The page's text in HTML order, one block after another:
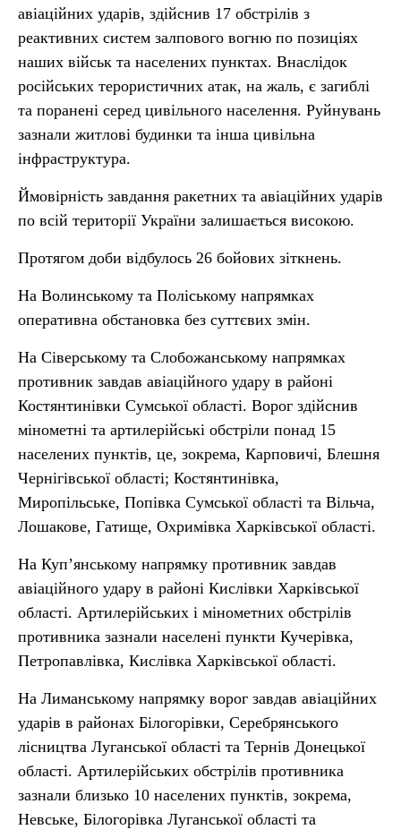
авіаційних ударів, здійснив 17 обстрілів з
реактивних систем залпового вогню по позиціях
наших військ та населених пунктах. Внаслідок
російських терористичних атак, на жаль, є загиблі
та поранені серед цивільного населення. Руйнувань
зазнали житлові будинки та інша цивільна
інфраструктура.
Ймовірність завдання ракетних та авіаційних ударів
по всій території України залишається високою.
Протягом доби відбулось 26 бойових зіткнень.
На Волинському та Поліському напрямках
оперативна обстановка без суттєвих змін.
На Сіверському та Слобожанському напрямках
противник завдав авіаційного удару в районі
Костянтинівки Сумської області. Ворог здійснив
мінометні та артилерійські обстріли понад 15
населених пунктів, це, зокрема, Карповичі, Блешня
Чернігівської області; Костянтинівка,
Миропільське, Попівка Сумської області та Вільча,
Лошакове, Гатище, Охримівка Харківської області.
На Куп’янському напрямку противник завдав
авіаційного удару в районі Кислівки Харківської
області. Артилерійських і мінометних обстрілів
противника зазнали населені пункти Кучерівка,
Петропавлівка, Кислівка Харківської області.
На Лиманському напрямку ворог завдав авіаційних
ударів в районах Білогорівки, Серебрянського
лісництва Луганської області та Тернів Донецької
області. Артилерійських обстрілів противника
зазнали близько 10 населених пунктів, зокрема,
Невське, Білогорівка Луганської області та